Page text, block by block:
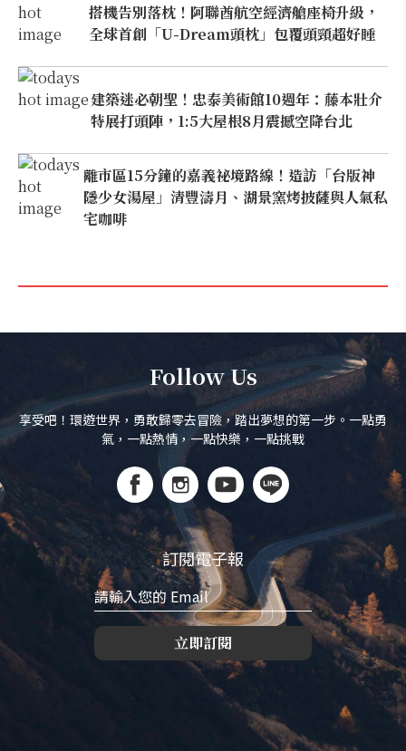
搭機告別落枕！阿聯酋航空經濟艙座椅升級，
全球首創「U-Dream頭枕」包覆頭頸超好睡
建築迷必朝聖！忠泰美術館10週年：藤本壯介
特展打頭陣，1:5大屋根8月震撼空降台北
離市區15分鐘的嘉義祕境路線！造訪「台版神
隱少女湯屋」清豐濤月、湖景窯烤披薩與人氣私
宅咖啡
Follow Us
享受吧！環遊世界，勇敢歸零去冒險，踏出夢想的第一步。一點勇
氣，一點熱情，一點快樂，一點挑戰
訂閱電子報
立即訂閱